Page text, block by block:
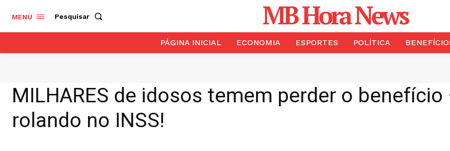
MENU Pesquisar MB Hora News
PÁGINA INICIAL ECONOMIA ESPORTES POLÍTICA
MILHARES de idosos temem perder o
rolando no INSS!